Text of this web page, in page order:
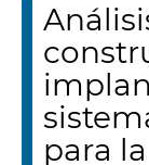
para